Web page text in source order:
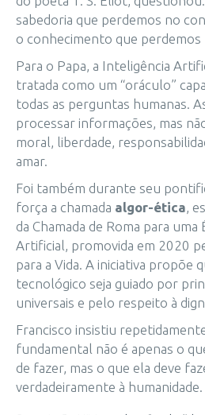
sabedoria que perdemos no
o conhecimento que perdemos
Para o Papa, a Inteligência
tratada como um “oráculo”
todas as perguntas humanas.
processar informações, mas
moral, liberdade,
amar.
Foi também durante seu
força a chamada algor-ética,
da Chamada de Roma para
Artificial, promovida em 2020
para a Vida. A iniciativa propõe
tecnológico seja guiado por
universais e pelo respeito à
Francisco insistiu
fundamental não é apenas o
de fazer, mas o que ela deve
verdadeiramente à humanidade.